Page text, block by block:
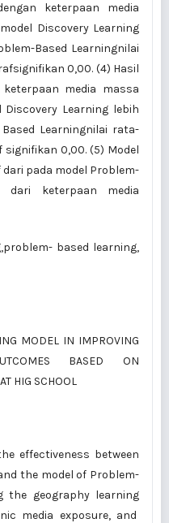
keterpaan media
Discovery Learning
Based Learningnilai
0,00. (4) Hasil
media massa
Learning lebih
Learningnilai rata-
signifikan 0,00. (5) Model
pada model Problem-
dari keterpaan media
based learning,
MODEL IN IMPROVING
BASED ON
HIG SCHOOL
effectiveness between
the model of Problem-
the geography learning
media exposure, and